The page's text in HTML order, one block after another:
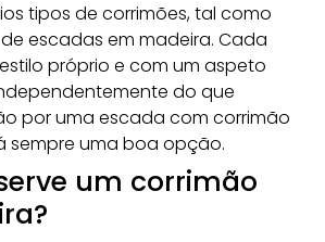
tipos de corrimões, tal como
escadas em madeira. Cada
próprio e com um aspeto
do que
por uma escada com corrimão
sempre uma boa opção.
um corrimão